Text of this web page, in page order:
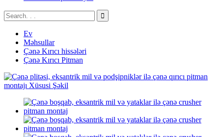
Ev
Məhsullar
Çənə Kırıcı hissələri
Çənə Kırıcı Pitman